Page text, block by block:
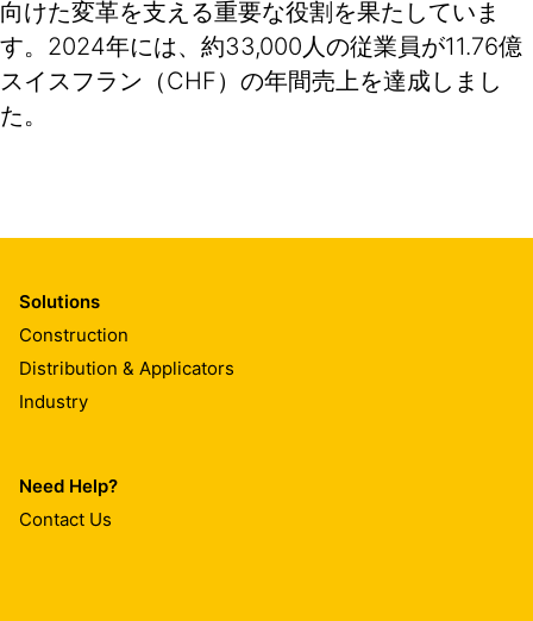
向けた変革を支える重要な役割を果たしていま
す。2024年には、約33,000人の従業員が11.76億
スイスフラン（CHF）の年間売上を達成しまし
た。
Solutions
Construction
Distribution & Applicators
Industry
Need Help?
Contact Us